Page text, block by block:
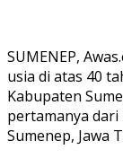
SUMENEP,
usia di atas 40
Kabupaten
pertamanya dari
Sumenep, Jawa